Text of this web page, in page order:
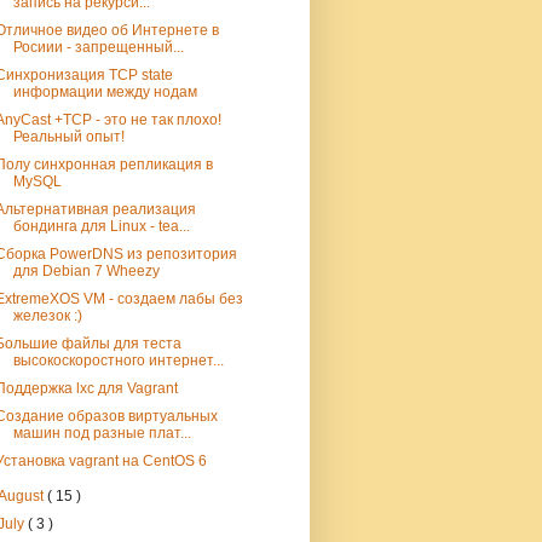
видео об Интернете в
Росиии - запрещенный...
TCP state
информации между нодам
+TCP - это не так плохо!
Реальный опыт!
синхронная репликация в
MySQL
реализация
бондинга для Linux - tea...
PowerDNS из репозитория
для Debian 7 Wheezy
VM - создаем лабы без
железок :)
файлы для теста
высокоскоростного интернет...
lxc для Vagrant
образов виртуальных
машин под разные плат...
vagrant на CentOS 6
( 15 )
( 3 )